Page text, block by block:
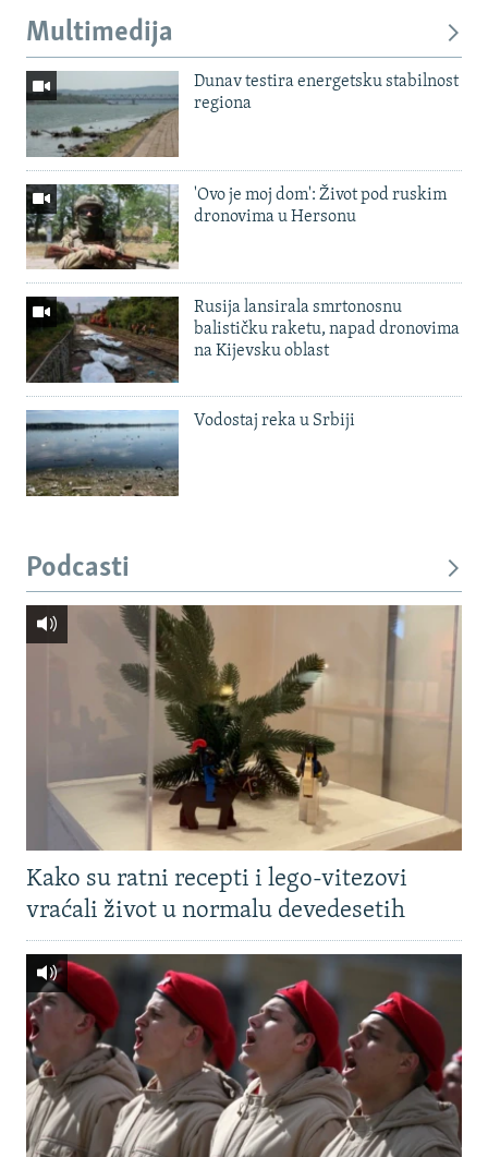
Multimedija
Dunav testira energetsku stabilnost
regiona
'Ovo je moj dom': Život pod ruskim
dronovima u Hersonu
Rusija lansirala smrtonosnu
balističku raketu, napad dronovima
na Kijevsku oblast
Vodostaj reka u Srbiji
Podcasti
Kako su ratni recepti i lego-vitezovi
vraćali život u normalu devedesetih